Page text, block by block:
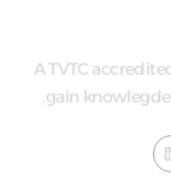
A TVTC
gain